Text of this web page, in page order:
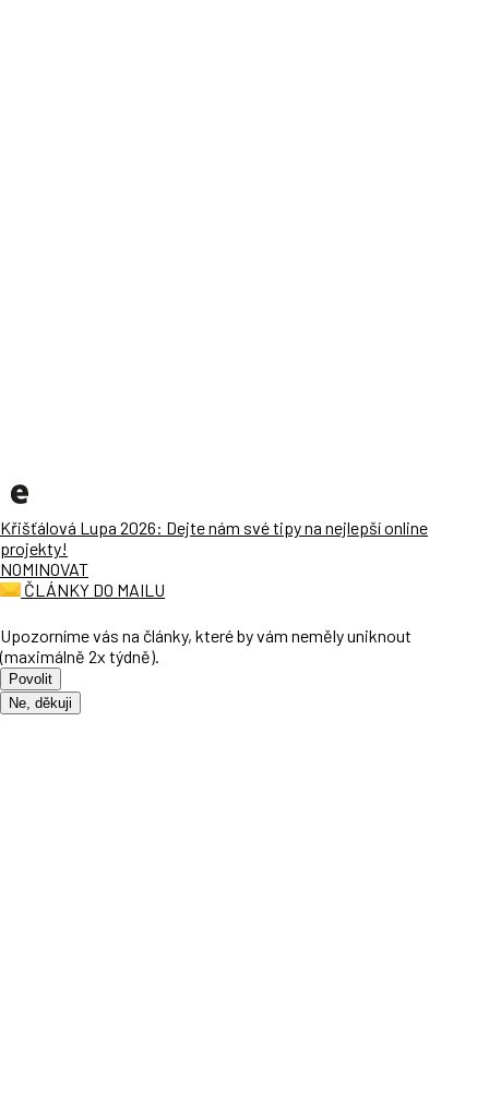
Křišťálová Lupa 2026: Dejte nám své tipy na nejlepší online
projekty!
NOMINOVAT
ČLÁNKY DO MAILU
Upozorníme vás na články, které by vám neměly uniknout
(maximálně 2x týdně).
Povolit
Ne, děkuji